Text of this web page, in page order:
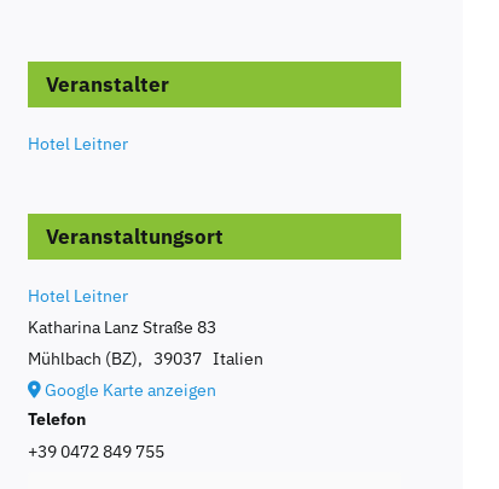
Veranstalter
Hotel Leitner
Veranstaltungsort
Hotel Leitner
Katharina Lanz Straße 83
Mühlbach (BZ), 39037 Italien
Google Karte anzeigen
Telefon
+39 0472 849 755